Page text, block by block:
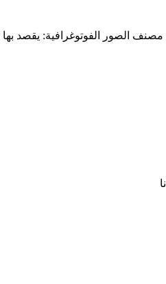
الصور الفوتوغرافية: يقصد